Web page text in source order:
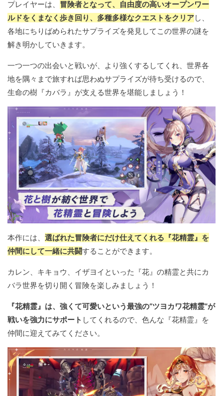
プレイヤーは、
冒険者となって、自由度の高いオープンワー
ルドをくまなく歩き回り、多種多様なクエストをクリアし、
各地にちりばめられたサプライズを発見してこの世界の謎を
解き明かしていきます。
一つ一つの出会いと戦いが、より強くするしてくれ、世界各
地を隅々まで旅すれば思わぬサプライズが待ち受けるので、
生命の樹『カバラ』が支える世界を堪能しましょう！
本作には、 選ばれた冒険者にだけ仕えてくれる『花精霊』を
仲間にして一緒に共闘することができます。
カレン、キキョウ、イザヨイといった『花』の精霊と共にカ
バラ世界を切り開く冒険を楽しみましょう！
『花精霊』は、強くて可愛いという最強の“ツヨカワ花精霊”が
戦いを強力にサポート してくれるので、色んな『花精霊』を
仲間に迎えてみてください。